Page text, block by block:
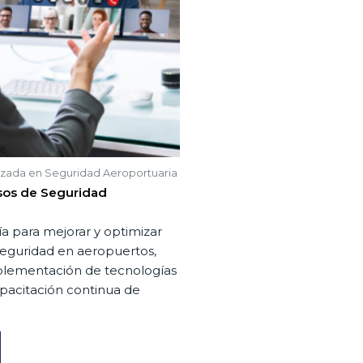
en Seguridad Aeroportuaria
de Seguridad
para mejorar y optimizar
en aeropuertos,
de tecnologías
continua de